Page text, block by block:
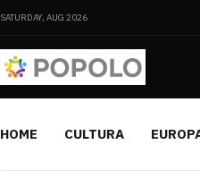
SATURDAY, AUG 2026
HOME CULTURA